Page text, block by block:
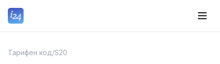
Тарифен код/S20